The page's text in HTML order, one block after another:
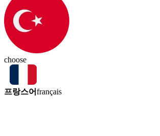
choose
프랑스어français